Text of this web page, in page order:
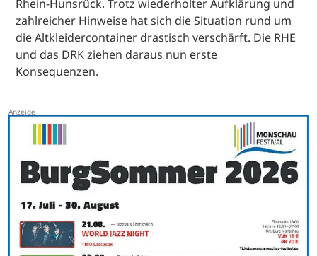
Rhein-Hunsrück. Trotz wiederholter Aufklärung und
zahlreicher Hinweise hat sich die Situation rund um
die Altkleidercontainer drastisch verschärft. Die RHE
und das DRK ziehen daraus nun erste
Konsequenzen.